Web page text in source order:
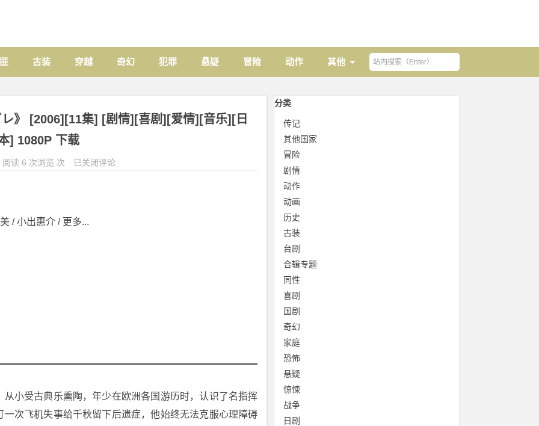
古装 穿越 奇幻 犯罪 悬疑 冒险 动作 其他
レ》 [2006][11集] [剧情][喜剧][爱情][音乐][日
] 1080P 下载
阅读 6 次浏览 次 已关闭评论
/ 小出惠介 / 更多...
受古典乐熏陶，年少在欧洲各国游历时，认识了名指挥
次飞机失事给千秋留下后遗症，他始终无法克服心理障碍
分类
传记
其他国家
冒险
剧情
动作
动画
历史
古装
台剧
合辑专题
同性
喜剧
国剧
奇幻
家庭
恐怖
悬疑
惊悚
战争
日剧